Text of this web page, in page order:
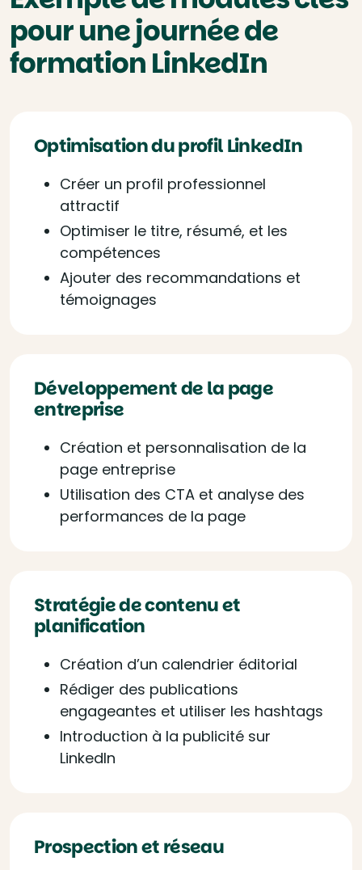
pour une journée de
formation LinkedIn
Optimisation du profil LinkedIn
Créer un profil professionnel
attractif
Optimiser le titre, résumé, et les
compétences
Ajouter des recommandations et
témoignages
Développement de la page
entreprise
Création et personnalisation de la
page entreprise
Utilisation des CTA et analyse des
performances de la page
Stratégie de contenu et
planification
Création d’un calendrier éditorial
Rédiger des publications
engageantes et utiliser les hashtags
Introduction à la publicité sur
LinkedIn
Prospection et réseau